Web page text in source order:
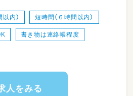
内） 短時間（６時間以内）
書き物は連絡帳程度
人をみる